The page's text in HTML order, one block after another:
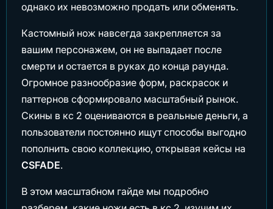
однако их невозможно продать или обменять.
Кастомный нож навсегда закрепляется за
вашим персонажем, он не выпадает после
смерти и остается в руках до конца раунда.
Огромное разнообразие форм, раскрасок и
паттернов сформировало масштабный рынок.
Скины в кс 2 оцениваются в реальные деньги, а
пользователи постоянно ищут способы выгодно
пополнить свою коллекцию, открывая кейсы на
CSFADE.
В этом масштабном гайде мы подробно